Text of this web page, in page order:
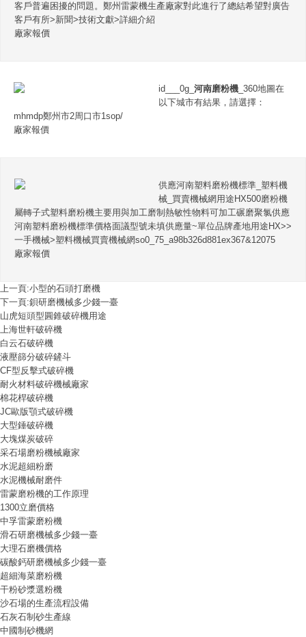
客戶普遍困擾的問題。鄭州雷蒙機生產廠家對此進行了總結希望對廣告
客戶有所>新聞>技術文獻>詳細介紹
廠家報價
id___0g_河南磨粉機 _360地圖在
以下城市有結果，請選擇：
mhmdp鄭州市2周口市1sop/
廠家報價
供應河南塑料磨粉機標準_塑料機
械_買賣機械網用途HX500磨粉機
屬轉子式塑料磨粉機主要用與加工磨制熱敏性物料可加工碾磨聚氯供應
河南塑料磨粉機標準價格面議型號未填供應量~單位品牌產地用途HX>>
一手機械>塑料機械買賣機械網so0_75_a98b326d881ex367&12075
廠家報價
上一頁:小型的石頭打磨機
下一頁:鋇研磨機械多少錢一臺
山虎短頭型圓錐破碎機用途
上海世軒破碎機
白云石破碎機
液壓篩分破碎鏟斗
CF型反擊式破碎機
耐火材料破碎機械廠家
棉花桿破碎機
JC歐版顎式破碎機
大型錘破碎機
大塊煤炭破碎
采石場磨粉機械廠家
水泥超細粉磨
水泥機械耐磨件
雷蒙磨粉機的工作原理
1300立磨價格
中孚雷蒙磨粉機
滑石研磨機械多少錢一臺
大理石磨機價格
碳酸鈣研磨機械多少錢一臺
超細海菜磨粉機
干粉砂漿選粉機
沙石場的生產流程設備
石灰石制砂生產線
中國制砂機網